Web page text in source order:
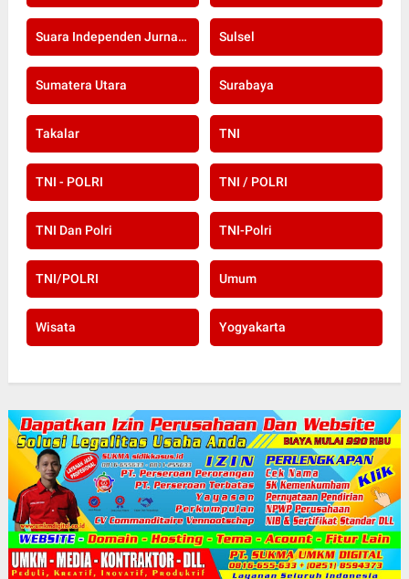
Suara Independen Jurnalis Indonesia Sulsel
Sumatera Utara Surabaya
Takalar TNI
TNI - POLRI TNI / POLRI
TNI Dan Polri TNI-Polri
TNI/POLRI Umum
Wisata Yogyakarta